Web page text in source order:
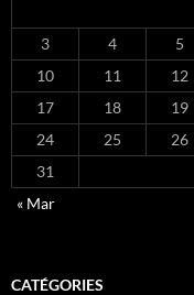
3
4 5
10
11 12
17
18 19
24
25 26
31
« Mar
CATÉGORIES